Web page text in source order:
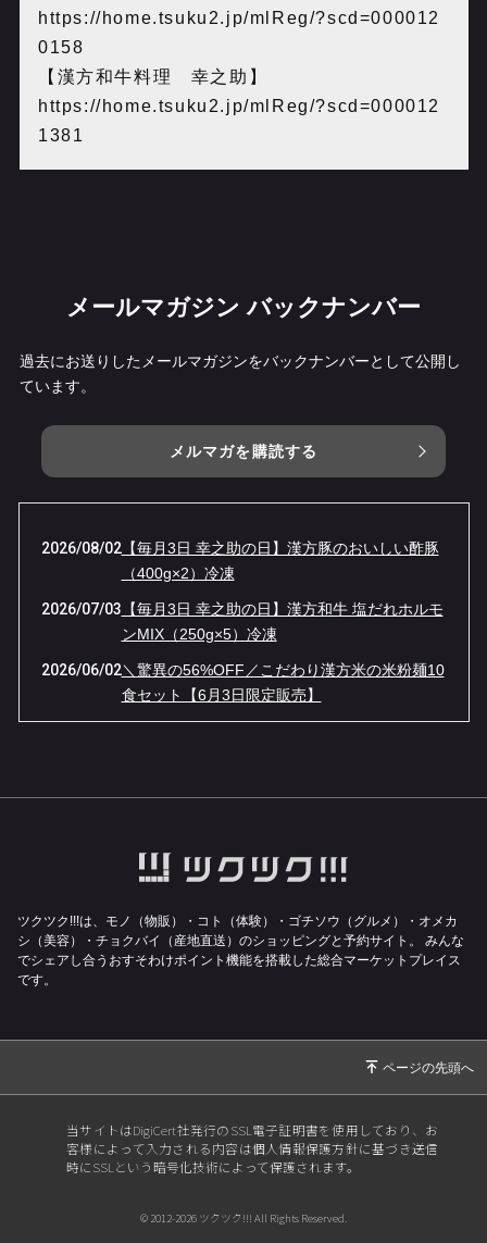
https://home.tsuku2.jp/mlReg/?scd=000012
0158
【漢方和牛料理 幸之助】
https://home.tsuku2.jp/mlReg/?scd=000012
1381
メールマガジン バックナンバー
過去にお送りしたメールマガジンをバックナンバーとして公開し
ています。
メルマガを購読する
2026/08/02【毎月3日 幸之助の日】漢方豚のおいしい酢豚
（400g×2）冷凍
2026/07/03 【毎月3日 幸之助の日】漢方和牛 塩だれホルモ
ンMIX（250g×5）冷凍
2026/06/02＼驚異の56%OFF／こだわり漢方米の米粉麺10
食セット【6月3日限定販売】
【幸之助の日 3/3限定】春一番！漢方豚しゃぶ
しゃぶ鍋が37%OFFの特別価格！
2026/02/03 【1日限り】漢方和牛＆漢方豚のゴロゴロカレ
ー肉 1キロ 通常5,724円 ➔ 特別価格3456
円！！
2025/10/02 １０月３日（金）１日限りの『幸之助の日』限
定品は【漢方和牛サーロインステーキ】なんと
ツクツク!!!は、モノ（物販）・コト（体験）・ゴチソウ（グルメ）・オメカ
シ（美容）・チョクバイ（産地直送）のショッピングと予約サイト。
みんな
でシェアし合うおすそわけポイント機能を搭載した総合マーケットプレイス
です。
当サイトはDigiCert社発行のSSL電子証明書を使用しており、お
客様によって入力される内容は個人情報保護方針に基づき送信
時にSSLという暗号化技術によって保護されます。
© 2012-2026 ツクツク!!! All Rights Reserved.